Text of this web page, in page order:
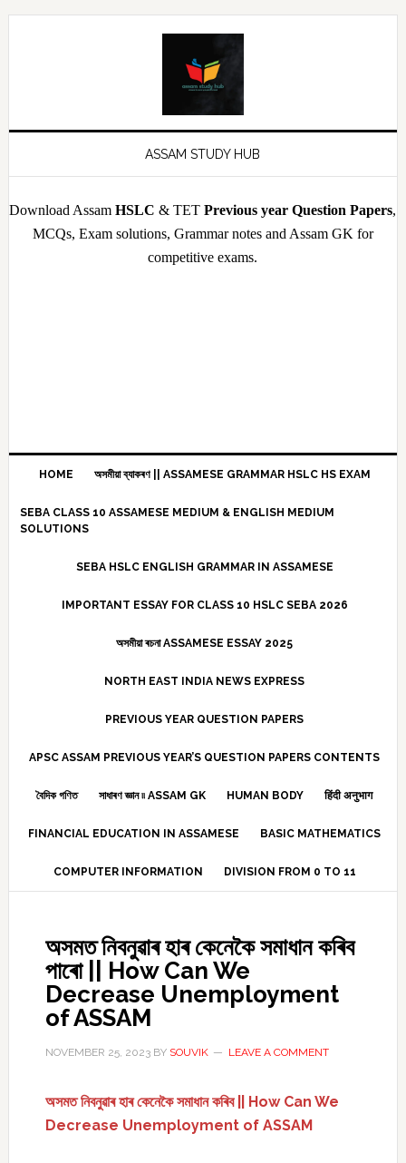
Skip
Skip
Skip
Skip
ASSAM STUDY HUB
Download AssamHSLC & TETPrevious year Question Papers,
MCQs, Exam solutions, Grammar notes and Assam GK for
competitive exams.
HOME অসমীয়া ব্যাকৰণ || ASSAMESE GRAMMAR HSLC HS EXAM
SEBA CLASS 10 ASSAMESE MEDIUM & ENGLISH MEDIUM
SOLUTIONS
SEBA HSLC ENGLISH GRAMMAR IN ASSAMESE
IMPORTANT ESSAY FOR CLASS 10 HSLC SEBA 2026
অসমীয়া ৰচনা ASSAMESE ESSAY 2025
NORTH EAST INDIA NEWS EXPRESS
PREVIOUS YEAR QUESTION PAPERS
APSC ASSAM PREVIOUS YEAR’S QUESTION PAPERS CONTENTS
বৈদিক গণিত সাধাৰণ জ্ঞান ৷৷ ASSAM GK HUMAN BODY हिंदी अनुभाग
FINANCIAL EDUCATION IN ASSAMESE BASIC MATHEMATICS
COMPUTER INFORMATION DIVISION FROM 0 TO 11
অসমত নিবনুৱাৰ হাৰ কেনেকৈ সমাধান কৰিব
পাৰো || How Can We
Decrease Unemployment
of ASSAM
NOVEMBER 25, 2023BY SOUVIK LEAVE A COMMENT
অসমত নিবনুৱাৰ হাৰ কেনেকৈ সমাধান কৰিব || How Can We
Decrease Unemployment of ASSAM